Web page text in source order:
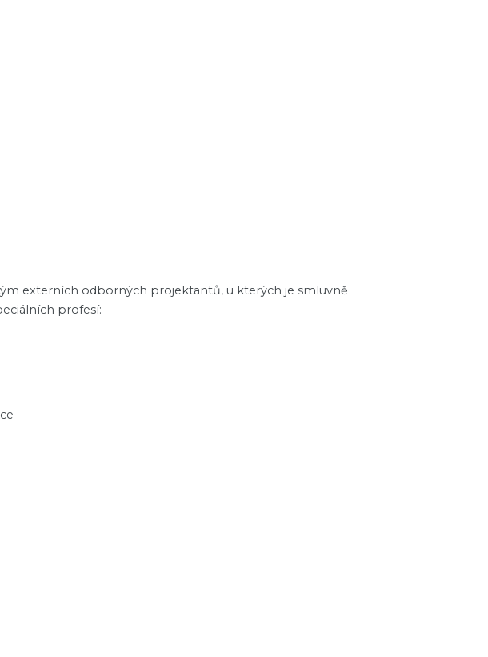
externích odborných projektantů, u kterých je smluvně
profesí: